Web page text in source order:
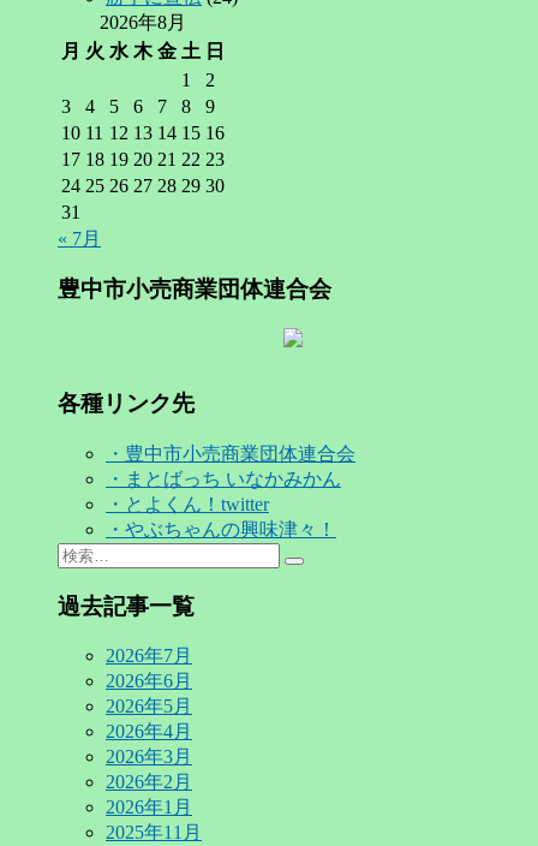
2026年8月
月 火 水 木 金 土 日
1
2
3
4 5 6 7 8
9
10 11 12 13 14 15 16
17 18 19 20 21 22 23
24 25 26 27 28 29 30
31
« 7月
豊中市小売商業団体連合会
各種リンク先
・豊中市小売商業団体連合会
・まとばっち いなかみかん
・とよくん！twitter
・やぶちゃんの興味津々！
Search
for:
検
過去記事一覧
2026年7月
2026年6月
2026年5月
2026年4月
2026年3月
2026年2月
2026年1月
2025年11月